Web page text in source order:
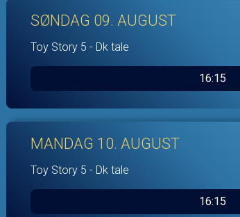
SØNDAG 09. AUGUST
Toy Story 5 - Dk tale
16:15
MANDAG 10. AUGUST
Toy Story 5 - Dk tale
16:15